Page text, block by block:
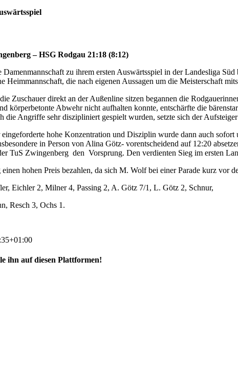
– HSG Rodgau 21:18 (8:12)
zu ihrem ersten Auswärtsspiel in der Landesliga
Heimmannschaft, die nach eigenen Aussagen um die Meisterschaft
Zuschauer direkt an der Außenline sitzen begannen die
körperbetonte Abwehr nicht aufhalten konnte, entschärfte die
die Angriffe sehr diszipliniert gespielt wurden, setzte sich der
hohe Konzentration und Disziplin wurde dann auch
in Person von Alina Götz- vorentscheidend auf 12:20
TuS Zwingenberg den Vorsprung. Den verdienten Sieg im ersten
einen hohen Preis bezahlen, da sich M. Wolf bei einer Parade kurz
Eichler 2, Milner 4, Passing 2, A. Götz 7/1, L. Götz 2, Schnur,
Resch 3, Ochs 1.
ihn auf diesen Plattformen!